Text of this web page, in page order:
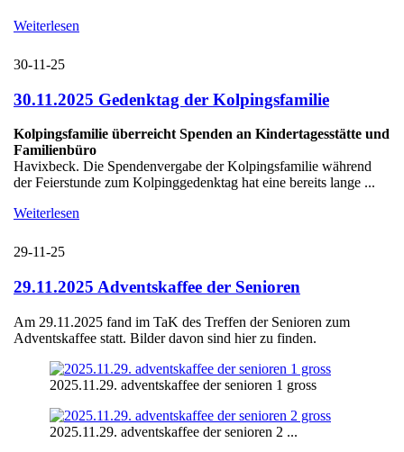
Weiterlesen
30-11-25
30.11.2025 Gedenktag der Kolpingsfamilie
Kolpingsfamilie überreicht Spenden an Kindertagesstätte und
Familienbüro
Havixbeck. Die Spendenvergabe der Kolpingsfamilie während
der Feierstunde zum Kolpinggedenktag hat eine bereits lange ...
Weiterlesen
29-11-25
29.11.2025 Adventskaffee der Senioren
Am 29.11.2025 fand im TaK des Treffen der Senioren zum
Adventskaffee statt. Bilder davon sind hier zu finden.
2025.11.29. adventskaffee der senioren 1 gross
2025.11.29. adventskaffee der senioren 2 ...